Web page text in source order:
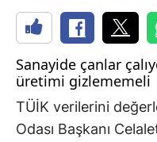
Sanayide çanlar
üretimi gizlememeli
TÜİK verilerini
Odası Başkanı